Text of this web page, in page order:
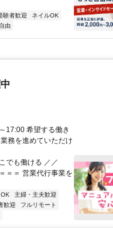
験者歓迎
ネイルOK
由
17:00 希望する働き
務を進めていただけ
でも働ける ／／
＝ 営業代行事業を
主婦・主夫歓迎
歓迎
フルリモート